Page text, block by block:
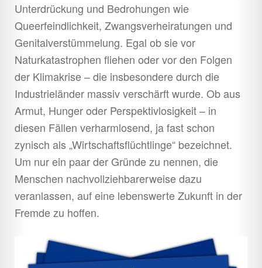
Unterdrückung und Bedrohungen wie
Queerfeindlichkeit, Zwangsverheiratungen und
Genitalverstümmelung. Egal ob sie vor
Naturkatastrophen fliehen oder vor den Folgen
der Klimakrise – die insbesondere durch die
Industrieländer massiv verschärft wurde. Ob aus
Armut, Hunger oder Perspektivlosigkeit – in
diesen Fällen verharmlosend, ja fast schon
zynisch als „Wirtschaftsflüchtlinge“ bezeichnet.
Um nur ein paar der Gründe zu nennen, die
Menschen nachvollziehbarerweise dazu
veranlassen, auf eine lebenswerte Zukunft in der
Fremde zu hoffen.